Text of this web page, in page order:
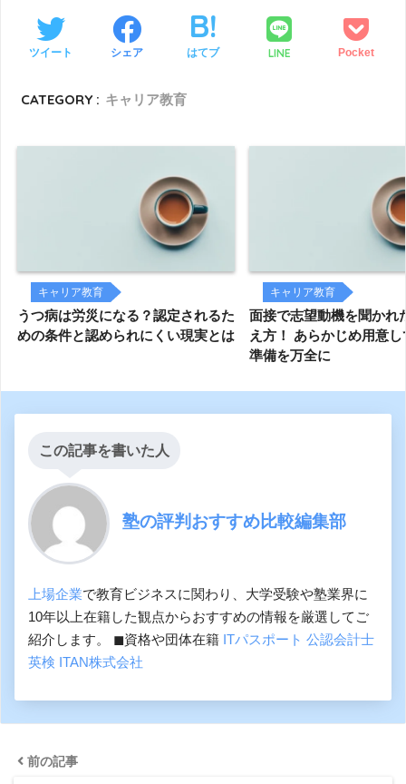
ツイート シェア はてブ LINE Pocket
CATEGORY : キャリア教育
キャリア教育
うつ病は労災になる？認定されるた
めの条件と認められにくい現実とは
キャリア教育
面接で志望動機を聞かれ
え方！ あらかじめ用意
準備を万全に
この記事を書いた人
塾の評判おすすめ比較編集部
上場企業で教育ビジネスに関わり、大学受験や塾業界に
10年以上在籍した観点からおすすめの情報を厳選してご
紹介します。 ◼︎資格や団体在籍 ITパスポート 公認会計士
英検 ITAN株式会社
前の記事